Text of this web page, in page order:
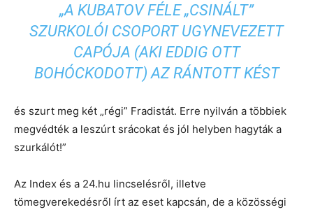
„A KUBATOV FÉLE „CSINÁLT”
SZURKOLÓI CSOPORT UGYNEVEZETT
CAPÓJA (AKI EDDIG OTT
BOHÓCKODOTT) AZ RÁNTOTT KÉST
és szurt meg két „régi” Fradistát. Erre nyilván a többiek
megvédték a leszúrt srácokat és jól helyben hagyták a
szurkálót!”
Az Index és a 24.hu lincselésről, illetve
tömegverekedésről írt az eset kapcsán, de a közösségi